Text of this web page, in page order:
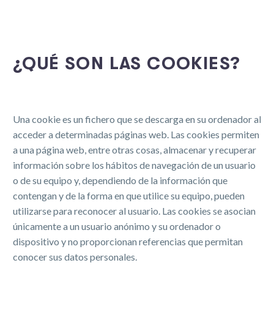
¿QUÉ SON LAS COOKIES?
Una cookie es un fichero que se descarga en su ordenador al
acceder a determinadas páginas web. Las cookies permiten
a una página web, entre otras cosas, almacenar y recuperar
información sobre los hábitos de navegación de un usuario
o de su equipo y, dependiendo de la información que
contengan y de la forma en que utilice su equipo, pueden
utilizarse para reconocer al usuario. Las cookies se asocian
únicamente a un usuario anónimo y su ordenador o
dispositivo y no proporcionan referencias que permitan
conocer sus datos personales.